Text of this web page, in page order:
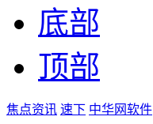
底部
顶部
焦点资讯 速下 中华网软件